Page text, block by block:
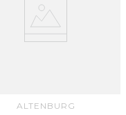
ALTENBURG